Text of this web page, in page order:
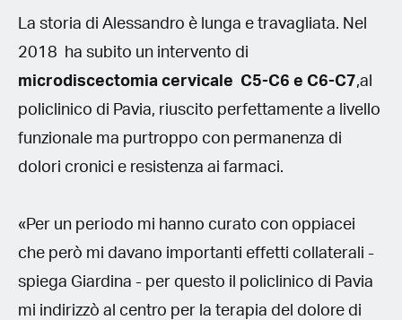
La storia di Alessandro è lunga e travagliata. Nel
2018 ha subito un intervento di
microdiscectomia cervicale C5-C6 e C6-C7,al
policlinico di Pavia, riuscito perfettamente a livello
funzionale ma purtroppo con permanenza di
dolori cronici e resistenza ai farmaci.
«Per un periodo mi hanno curato con oppiacei
che però mi davano importanti effetti collaterali -
spiega Giardina - per questo il policlinico di Pavia
mi indirizzò al centro per la terapia del dolore di